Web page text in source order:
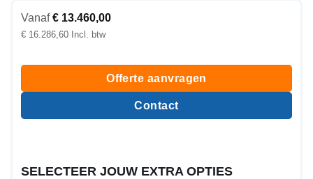
Vanaf€ 13.460,00
€ 16.286,60
Offerte aanvragen
Contact
SELECTEER JOUW EXTRA OPTIES